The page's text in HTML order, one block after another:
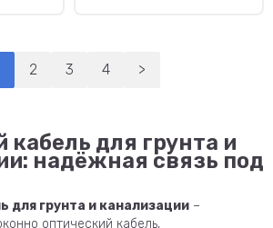
2 3 4 >
кабель для грунта и
надёжная связь под
для грунта и канализации –
оптический кабель,